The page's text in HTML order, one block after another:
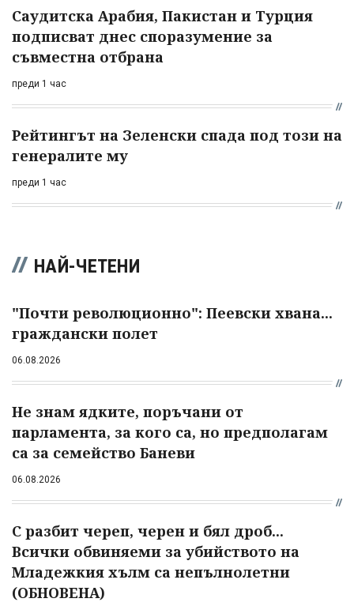
Саудитска Арабия, Пакистан и Турция
подписват днес споразумение за
съвместна отбрана
преди 1 час
Рейтингът на Зеленски спада под този на
генералите му
преди 1 час
НАЙ-ЧЕТЕНИ
"Почти революционно": Пеевски хвана...
граждански полет
06.08.2026
Не знам ядките, поръчани от
парламента, за кого са, но предполагам
са за семейство Баневи
06.08.2026
С разбит череп, черен и бял дроб...
Всички обвиняеми за убийството на
Младежкия хълм са непълнолетни
(ОБНОВЕНА)